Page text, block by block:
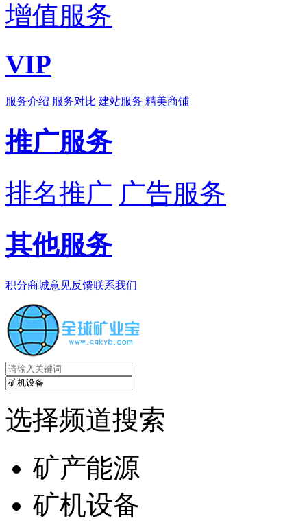
增值服务
VIP
服务介绍 服务对比 建站服务 精美商铺
推广服务
排名推广 广告服务
其他服务
积分商城意见反馈联系我们
选择频道搜索
矿产能源
矿机设备